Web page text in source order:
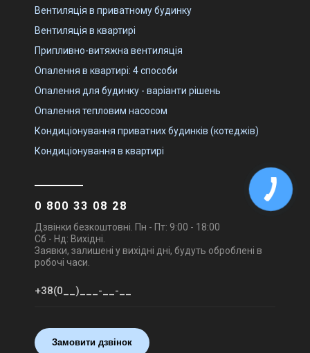
Вентиляція в приватному будинку
Вентиляція в квартирі
Припливно-витяжна вентиляція
Опалення в квартирі: 4 способи
Опалення для будинку - варіанти рішень
Опалення тепловим насосом
Кондиціонування приватних будинків (котеджів)
Кондиціонування в квартирі
0 800 33 08 28
Дзвінки безкоштовні. Пн - Пт: 9:00 - 18:00
Сб - Нд: Вихідні.
Заявки, залишені у вихідні дні, будуть оброблені в
робочі часи.
Замовити дзвінок